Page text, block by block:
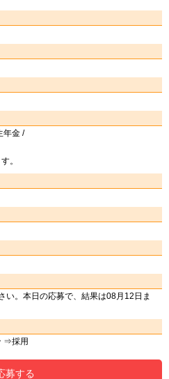
年金 /
。
い。本日の応募で、結果は08月12日ま
⇒採用
募する